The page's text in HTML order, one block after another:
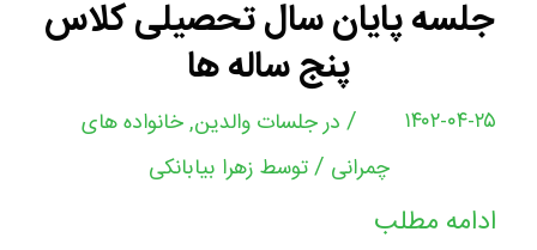
جلسه پایان سال تحصیلی کلاس
پنج ساله ها
۱۴۰۲-۰۴-۲۵ / درجلسات والدین,خانواده های
چمرانی /توسط زهرا بیابانکی
ادامه مطلب